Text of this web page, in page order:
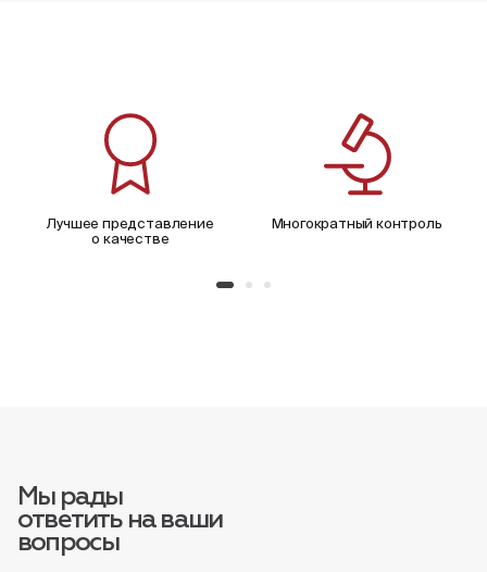
Лучшее представление
о качестве
Многократный контроль
Мы рады
ответить на ваши
вопросы